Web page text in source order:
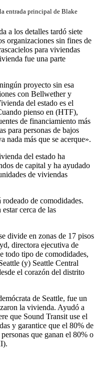
entrada principal de Blake
a los detalles tardó siete
organizaciones sin fines de
para viviendas
fue una parte
proyecto sin esa
con Bellwether y
del estado es el
pienso en (HTF),
de financiamiento más
para personas de bajos
nada más que se acerque».
del estado ha
de capital y ha ayudado
de viviendas
de comodidades.
cerca de las
divide en zonas de 17 pisos
directora ejecutiva de
todo tipo de comodidades,
(y) Seattle Central
el corazón del distrito
de Seattle, fue un
la vivienda. Ayudó a
que Sound Transit use el
y garantice que el 80% de
que ganan el 80% o